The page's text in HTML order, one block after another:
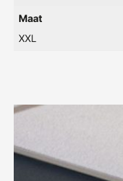
Maat
XXL